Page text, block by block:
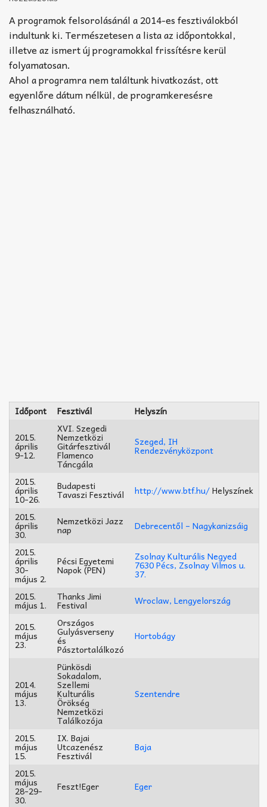
TABok
Improvizáció
A programok felsorolásánál a 2014-es fesztiválokból
indultunk ki. Természetesen a lista az időpontokkal,
illetve az ismert új programokkal frissítésre kerül
folyamatosan.
Ahol a programra nem találtunk hivatkozást, ott
egyenlőre dátum nélkül, de programkeresésre
felhasználható.
Időpont Fesztivál
Helyszín
2015.
április
9-12.
XVI. Szegedi
Nemzetközi
Gitárfesztivál
Flamenco
Táncgála
Szeged, IH
Rendezvényközpont
2015.
április
10-26.
Budapesti
Tavaszi Fesztivál http://www.btf.hu/Helyszínek
2015.
április
30.
Nemzetközi Jazz
nap
Debrecentől – Nagykanizsáig
2015.
április
30-
május 2.
Pécsi Egyetemi
Napok (PEN)
Zsolnay Kulturális Negyed
7630 Pécs, Zsolnay Vilmos u.
37.
2015.
május 1.
Thanks Jimi
Festival
Wroclaw, Lengyelország
2015.
május
23.
Országos
Gulyásverseny
és
Pásztortalálkozó
Hortobágy
2014.
május
13.
Pünkösdi
Sokadalom,
Szellemi
Kulturális
Örökség
Nemzetközi
Találkozója
Szentendre
2015.
május
15.
IX. Bajai
Utcazenész
Fesztivál
Baja
2015.
május
28-29-
30.
Feszt!Eger Eger